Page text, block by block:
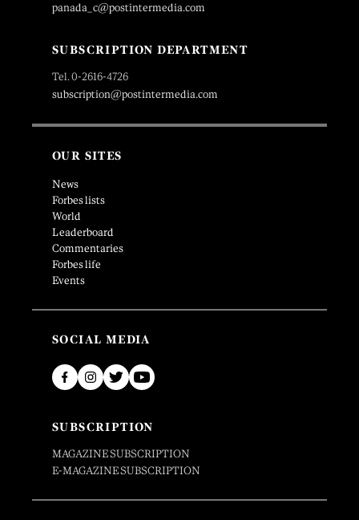
panada_c@postintermedia.com
SUBSCRIPTION DEPARTMENT
Tel. 0-2616-4726
subscription@postintermedia.com
OUR SITES
News
Forbes lists
World
Leaderboard
Commentaries
Forbes life
Events
SOCIAL MEDIA
SUBSCRIPTION
MAGAZINE SUBSCRIPTION
E-MAGAZINE SUBSCRIPTION